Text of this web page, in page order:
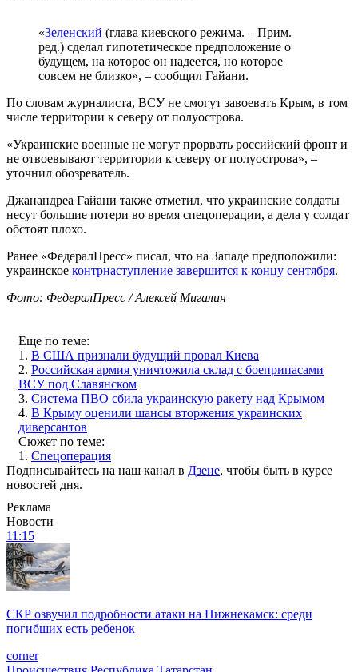
«Зеленский (глава киевского режима. – Прим.
ред.) сделал гипотетическое предположение о
будущем, на которое он надеется, но которое
совсем не близко», – сообщил Гайани.
По словам журналиста, ВСУ не смогут завоевать Крым, в том
числе территории к северу от полуострова.
«Украинские военные не могут прорвать российский фронт и
не отвоевывают территории к северу от полуострова», –
уточнил обозреватель.
Джанандреа Гайани также отметил, что украинские солдаты
несут большие потери во время спецоперации, а дела у солдат
обстоят плохо.
Ранее «ФедералПресс» писал, что на Западе предположили:
украинское контрнаступление завершится к концу сентября.
Фото: ФедералПресс / Алексей Мигалин
Еще по теме:
1. В США признали будущий провал Киева
2. Российская армия уничтожила склад с боеприпасами
ВСУ под Славянском
3. Система ПВО сбила украинскую ракету над Крымом
4. В Крыму оценили шансы вторжения украинских
диверсантов
Сюжет по теме:
1. Спецоперация
Подписывайтесь на наш канал в Дзене, чтобы быть в курсе
новостей дня.
Реклама
Новости
11:15
СКР озвучил подробности атаки на Нижнекамск: среди
погибших есть ребенок
corner